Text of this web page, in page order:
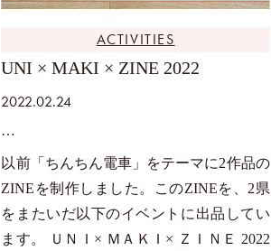
ACTIVITIES
UNI × MAKI × ZINE 2022
2022.02.24
以前「ちんちん電車」をテーマに2作品の
ZINEを制作しました。このZINEを、2県
をまたいだ以下のイベントに出品してい
ます。 ＵＮＩ× ＭＡＫＩ× ＺＩＮＥ 2022